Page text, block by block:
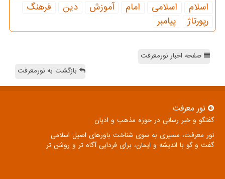
اسلام اسلامی امام آموزش دین
فرهنگ
رپورتاژ
پیامبر
صفحه اخبار نورمعرفت
بازگشت به نورمعرفت
نور معرفت
گفتگو و خبر رسانی در حوزه مذهب و ادیان
نور معرفت، مسیری به سوی شناخت باورهای اصیل اسلامی
گفت و گو با اندیشه و ایمان، برای فردایی آگاه تر و روشن تر